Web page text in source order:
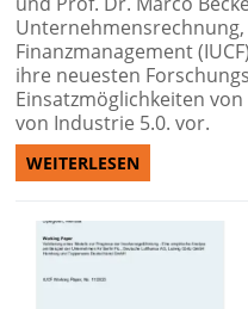
Finanzmanagement
ihre neuesten
Einsatzmöglichkeiten
von Industrie 5.0. vor.
WEITERLESEN